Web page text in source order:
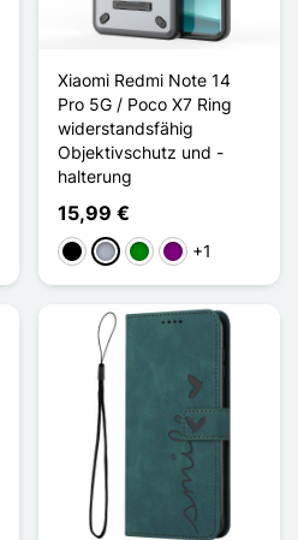
Xiaomi Redmi Note 14
Pro 5G / Poco X7 Ring
widerstandsfähig
Objektivschutz und -
halterung
15,99 €
Schwarz
GrauGrünViolett
+1